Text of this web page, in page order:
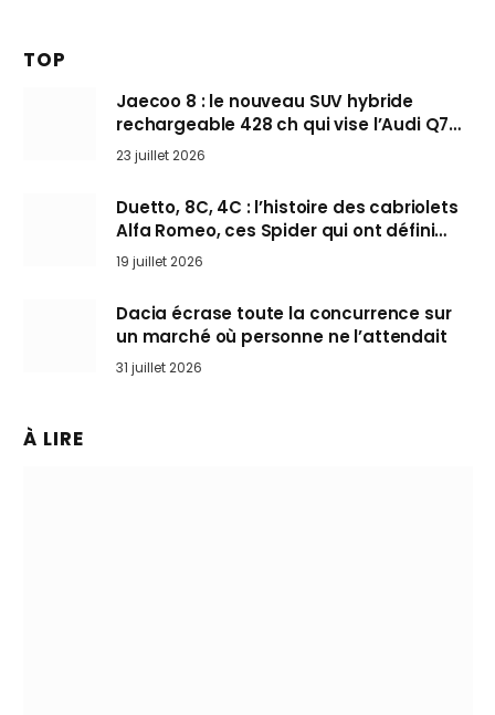
TOP
Jaecoo 8 : le nouveau SUV hybride
rechargeable 428 ch qui vise l’Audi Q7
arrive en Europe cet automne
23 juillet 2026
Duetto, 8C, 4C : l’histoire des cabriolets
Alfa Romeo, ces Spider qui ont défini
l’art de rouler cheveux au vent
19 juillet 2026
Dacia écrase toute la concurrence sur
un marché où personne ne l’attendait
31 juillet 2026
À LIRE